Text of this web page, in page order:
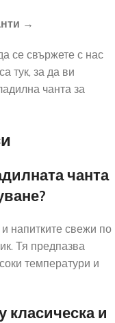
→
се свържете с нас
тук, за да ви
чанта за
чанта
напитките свежи по
Тя предпазва
температури и
класическа и